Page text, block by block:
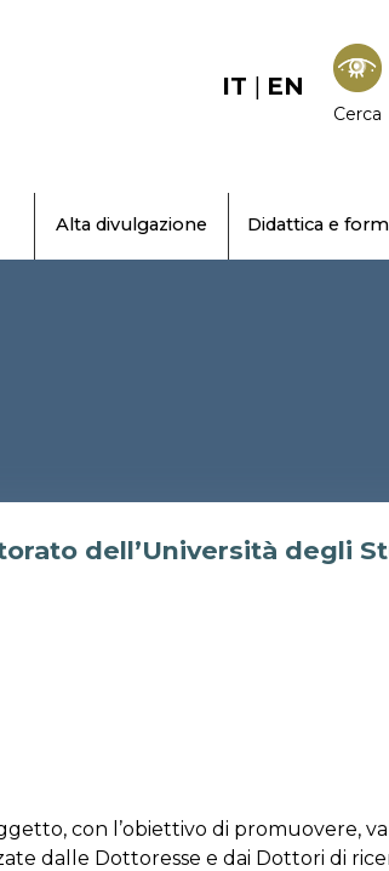
IT | EN
Cerca
Alta divulgazione Didattica e
dell’Università degli
con l’obiettivo di promuovere,
dalle Dottoresse e dai Dottori di